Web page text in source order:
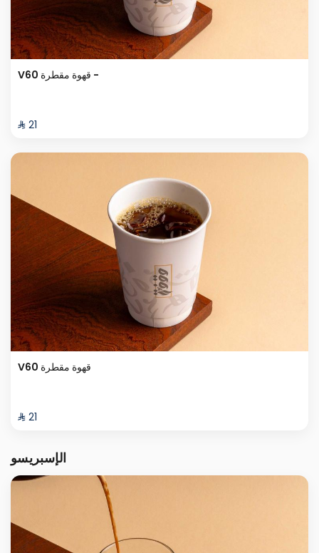
V60 قهوة مقطرة -
⁨⁦‪‬ 21⁩
V60 قهوة مقطرة
⁨⁦‪‬ 21⁩
الإسبريسو